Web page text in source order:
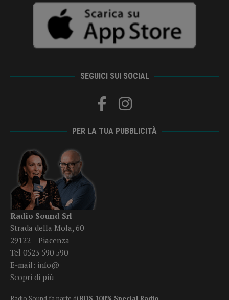
SEGUICI SUI SOCIAL
PER LA TUA PUBBLICITÀ
Radio Sound Srl
Strada della Mola, 60
29122 – Piacenza
Tel 0523 590 590
E-mail: info@
Scopri di più